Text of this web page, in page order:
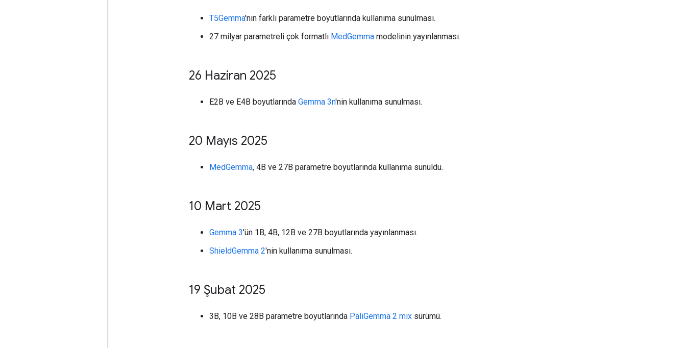
T5Gemma'nın farklı parametre boyutlarında kullanıma sunulması.
27 milyar parametreli çok formatlı MedGemma modelinin yayınlanması.
26 Haziran 2025
E2B ve E4B boyutlarında Gemma 3n'nin kullanıma sunulması.
20 Mayıs 2025
MedGemma, 4B ve 27B parametre boyutlarında kullanıma sunuldu.
10 Mart 2025
Gemma 3'ün 1B, 4B, 12B ve 27B boyutlarında yayınlanması.
ShieldGemma 2'nin kullanıma sunulması.
19 Şubat 2025
3B, 10B ve 28B parametre boyutlarında PaliGemma 2 mix sürümü.